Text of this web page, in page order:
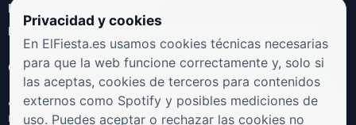
Política de privacidad
Política de cookies
COLABORA
¿Eres artista, manager, sello o promotor? Envíanos tus
novedades, galas, entrevistas o propuestas musicales.
Privacidad y cookies
En ElFiesta.es usamos cookies técnicas necesarias
para que la web funcione correctamente y, solo si
las aceptas, cookies de terceros para contenidos
externos como Spotify y posibles mediciones de
uso. Puedes aceptar o rechazar las cookies no